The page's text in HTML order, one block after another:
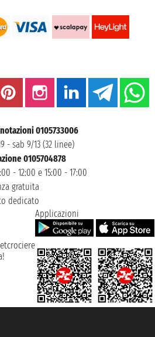
0105733006
- sab 9/13 (32 linee)
0105704878
- 12:00 e 15:00 - 17:00
gratuita
dedicato
Applicazioni